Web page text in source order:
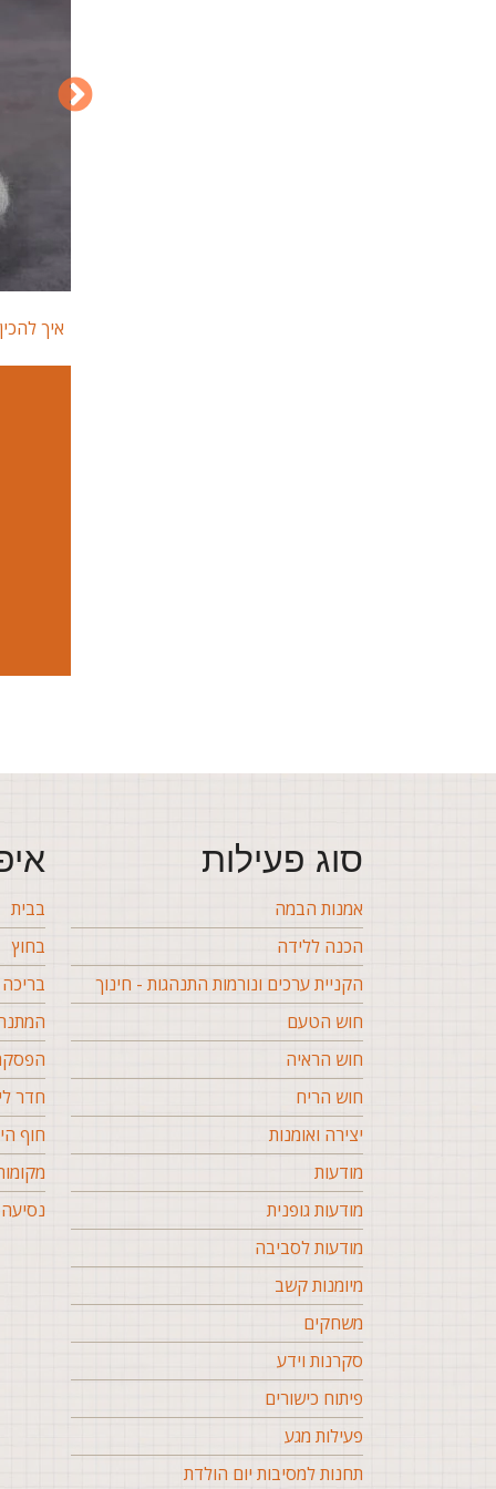
איך
בבית
בחוץ
בריכה
חדר
חוף
סוג פעילות
אמנות הבמה
הכנה ללידה
הקניית ערכים ונורמות התנהגות - חינוך
חוש הטעם
חוש הראיה
חוש הריח
יצירה ואומנות
מודעות
מודעות גופנית
מודעות לסביבה
מיומנות קשב
משחקים
סקרנות וידע
פיתוח כישורים
פעילות מגע
תחנות למסיבות יום הולדת